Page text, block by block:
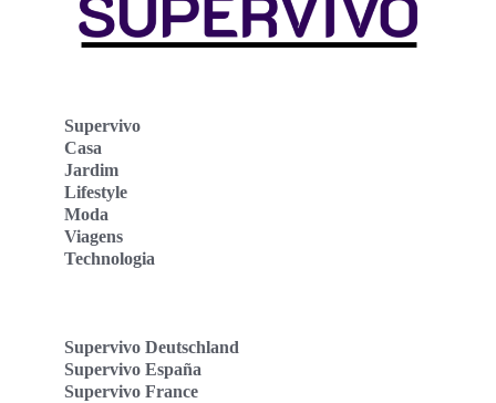
Supervivo
Casa
Jardim
Lifestyle
Moda
Viagens
Technologia
Supervivo Deutschland
Supervivo España
Supervivo France